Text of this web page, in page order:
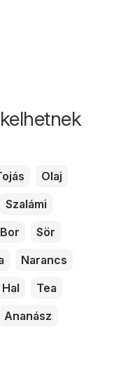
Olaj
Szalámi
Bor
Sör
Narancs
Hal
Tea
Ananász